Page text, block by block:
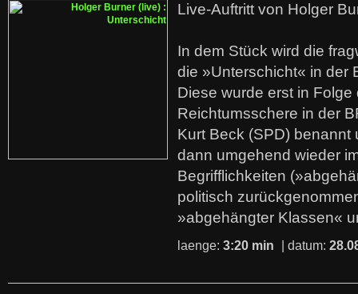
Live-Auftritt von Holger
In dem Stück wird die
die »Unterschicht« in der
Diese wurde erst in
Reichtumsschere in der
Kurt Beck (SPD)
dann umgehend wieder
Begrifflichkeiten
politisch
»abgehängter Klassen«
laenge: 3:20 min | datum: